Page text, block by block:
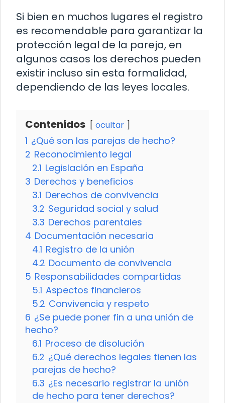
Si bien en muchos lugares el registro
es recomendable para garantizar la
protección legal de la pareja, en
algunos casos los derechos pueden
existir incluso sin esta formalidad,
dependiendo de las leyes locales.
Contenidos ocultar
1 ¿Qué son las parejas de hecho?
2 Reconocimiento legal
2.1 Legislación en España
3 Derechos y beneficios
3.1 Derechos de convivencia
3.2 Seguridad social y salud
3.3 Derechos parentales
4 Documentación necesaria
4.1 Registro de la unión
4.2 Documento de convivencia
5 Responsabilidades compartidas
5.1 Aspectos financieros
5.2 Convivencia y respeto
6 ¿Se puede poner fin a una unión de
hecho?
6.1 Proceso de disolución
6.2 ¿Qué derechos legales tienen las
parejas de hecho?
6.3 ¿Es necesario registrar la unión
de hecho para tener derechos?